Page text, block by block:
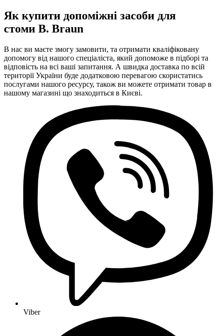
Як купити допоміжні засоби для
стоми B. Braun
В нас ви маєте змогу замовити, та отримати кваліфіковану
допомогу від нашого спеціаліста, який допоможе в підборі та
відповість на всі ваші запитання. А швидка доставка по всій
території України буде додатковою перевагою скористатись
послугами нашого ресурсу, також ви можете отримати товар в
нашому магазині що знаходиться в Києві.
Viber